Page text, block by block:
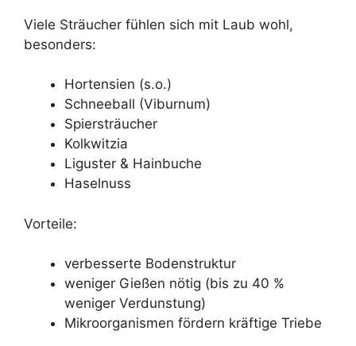
Viele Sträucher fühlen sich mit Laub wohl,
besonders:
Hortensien (s.o.)
Schneeball (Viburnum)
Spiersträucher
Kolkwitzia
Liguster & Hainbuche
Haselnuss
Vorteile:
verbesserte Bodenstruktur
weniger Gießen nötig (bis zu 40 %
weniger Verdunstung)
Mikroorganismen fördern kräftige Triebe